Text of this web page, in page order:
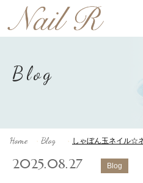
Blog
Home > Blog > しゃぼん玉ネイル☆
2025.08.27 Blog